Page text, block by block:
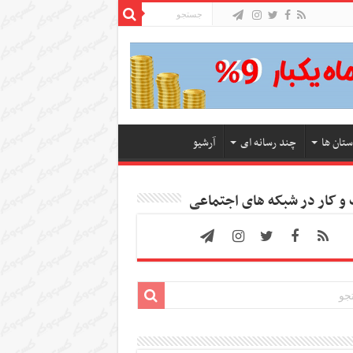
ها چند رسانه ای آرشیو
کار در شبکه های اجتماعی